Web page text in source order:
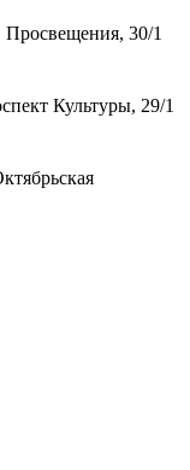
Просвещения, 30/1
Культуры, 29/1